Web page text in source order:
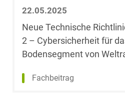
Dr.
Bork
22.05.2025
Neue Technische
2 – Cybersicherheit für
Bodensegment von
Fachbeitrag